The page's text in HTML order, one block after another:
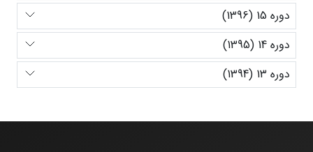
دوره 15 (1396)
دوره 14 (1395)
دوره 13 (1394)